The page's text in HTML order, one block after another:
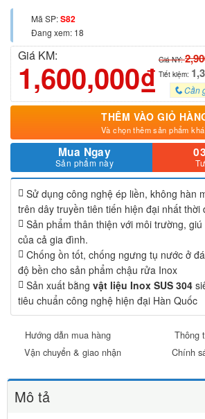
5
dựa trên
1
đánh giá
Mã SP:S82
Đang xem: 18
Giá KM:
1,600,000₫ Giá NY:
Tiết kiệm:
Cần
THÊM VÀO GIỎ
Và chọn thêm sản phẩm
Mua Ngay
Sản phẩm này
Sử dụng công nghệ ép liền, không hàn
trên dây truyền tiên tiến hiện đại nhất thời
Sản phẩm thân thiện với môi trường,
của cả gia đình.
Chống ồn tốt, chống ngưng tụ nước ở
độ bền cho sản phẩm chậu rửa Inox
Sản xuất bằng vật liệu Inox SUS 304
tiêu chuẩn công nghệ hiện đại Hàn Quốc
Hướng dẫn mua hàng
Thông
Vận chuyển & giao nhận
Chính
Mô tả